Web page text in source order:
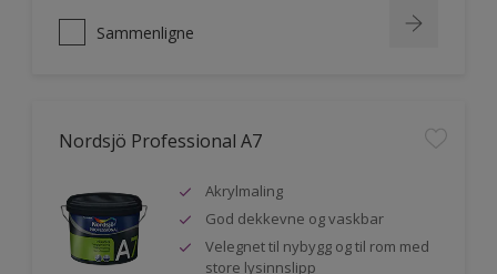
Sammenligne
Nordsjö Professional A7
Akrylmaling
God dekkevne og vaskbar
Velegnet til nybygg og til rom med
store lysinnslipp